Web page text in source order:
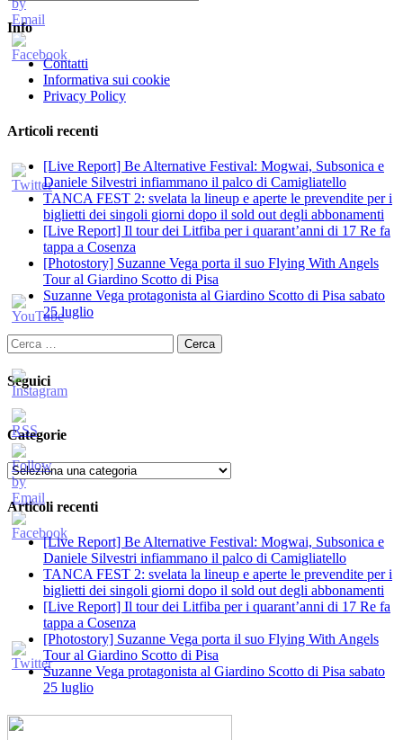
Info
Contatti
Informativa sui cookie
Privacy Policy
Articoli recenti
[Live Report] Be Alternative Festival: Mogwai, Subsonica e
Daniele Silvestri infiammano il palco di Camigliatello
TANCA FEST 2: svelata la lineup e aperte le prevendite per i
biglietti dei singoli giorni dopo il sold out degli abbonamenti
[Live Report] Il tour dei Litfiba per i quarant’anni di 17 Re fa
tappa a Cosenza
[Photostory] Suzanne Vega porta il suo Flying With Angels
Tour al Giardino Scotto di Pisa
Suzanne Vega protagonista al Giardino Scotto di Pisa sabato
25 luglio
Ricerca
per:
Seguici
Categorie
Categorie
Articoli recenti
[Live Report] Be Alternative Festival: Mogwai, Subsonica e
Daniele Silvestri infiammano il palco di Camigliatello
TANCA FEST 2: svelata la lineup e aperte le prevendite per i
biglietti dei singoli giorni dopo il sold out degli abbonamenti
[Live Report] Il tour dei Litfiba per i quarant’anni di 17 Re fa
tappa a Cosenza
[Photostory] Suzanne Vega porta il suo Flying With Angels
Tour al Giardino Scotto di Pisa
Suzanne Vega protagonista al Giardino Scotto di Pisa sabato
25 luglio